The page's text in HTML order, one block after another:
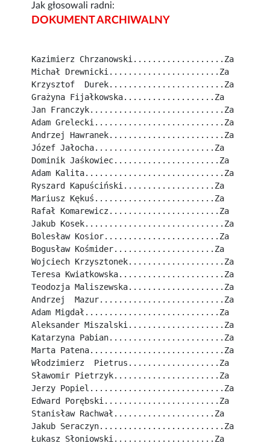
Jak głosowali radni:
DOKUMENT ARCHIWALNY
Kazimierz Chrzanowski...................Za
Michał Drewnicki.......................Za
Krzysztof  Durek........................Za
Grażyna Fijałkowska...................Za
Jan Franczyk............................Za
Adam Grelecki...........................Za
Andrzej Hawranek........................Za
Józef Jałocha.........................Za
Dominik Jaśkowiec......................Za
Adam Kalita.............................Za
Ryszard Kapuściński...................Za
Mariusz Kękuś.........................Za
Rafał Komarewicz.......................Za
Jakub Kosek.............................Za
Bolesław Kosior........................Za
Bogusław Kośmider.....................Za
Wojciech Krzysztonek....................Za
Teresa Kwiatkowska......................Za
Teodozja Maliszewska....................Za
Andrzej  Mazur..........................Za
Adam Migdał............................Za
Aleksander Miszalski....................Za
Katarzyna Pabian........................Za
Marta Patena............................Za
Włodzimierz  Pietrus...................Za
Sławomir Pietrzyk......................Za
Jerzy Popiel............................Za
Edward Porębski........................Za
Stanisław Rachwał.....................Za
Jakub Seraczyn..........................Za
Łukasz Słoniowski.....................Za